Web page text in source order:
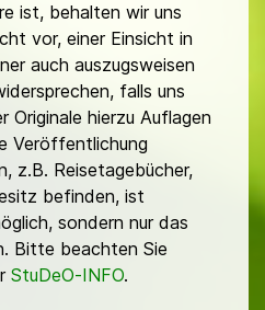
ist, behalten wir uns
vor, einer Einsicht in
auch auszugsweisen
falls uns
Originale hierzu Auflagen
Veröffentlichung
z.B. Reisetagebücher,
befinden, ist
sondern nur das
Bitte beachten Sie
StuDeO-INFO.